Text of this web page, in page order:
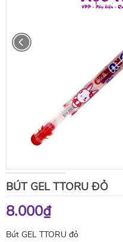
BÚT GEL TTORU ĐỎ
8.000₫
Bút GEL TTORU đỏ